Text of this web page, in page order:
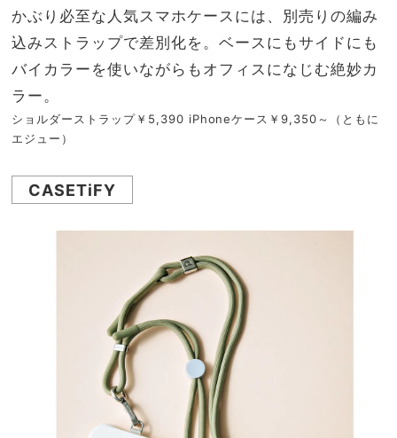
かぶり必至な人気スマホケースには、別売りの編み
込みストラップで差別化を。ベースにもサイドにも
バイカラーを使いながらもオフィスになじむ絶妙カ
ラー。
ショルダーストラップ￥5,390 iPhoneケース￥9,350～（ともに
エジュー）
CASETiFY